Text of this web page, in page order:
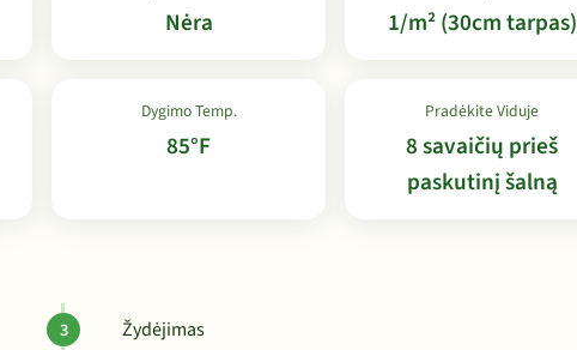
Nėra 1/m² (30cm tarpas)
Dygimo Temp.
85°F
Pradėkite Viduje
8 savaičių prieš
paskutinį šalną
Žydėjimas